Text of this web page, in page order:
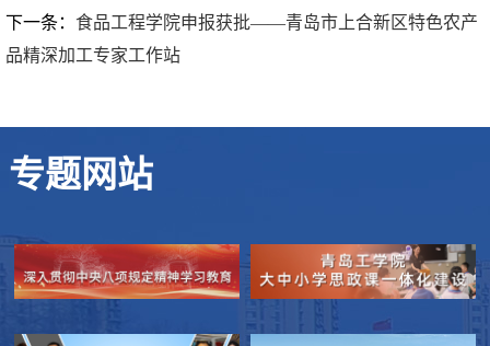
下一条： 食品工程学院申报获批——青岛市上合新区特色农产
品精深加工专家工作站
专题网站